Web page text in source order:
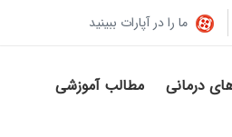
ما را در آپارات ببینید
درمانی مطالب آموزشی